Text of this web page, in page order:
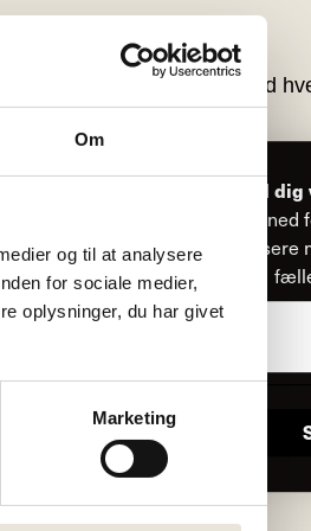
Om
og til at analysere
for sociale medier,
oplysninger, du har givet
Marketing
deles fra store fade ved
gåtur i vores spændende hus
Tilmeld
Hver
læsere
Email